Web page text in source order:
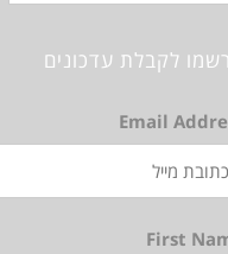
לקבלת עדכונים
Email
First